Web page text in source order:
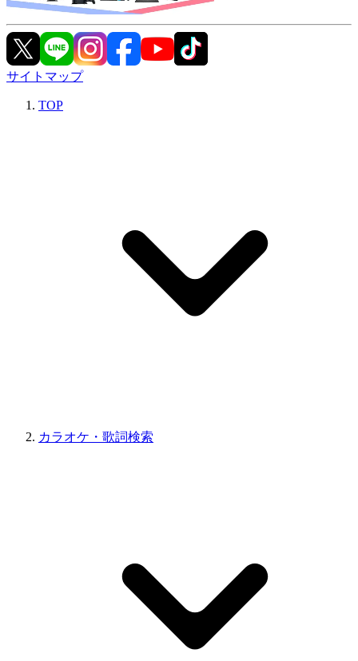
サイトマップ
TOP
カラオケ・歌詞検索